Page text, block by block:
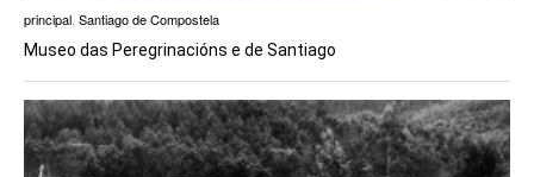
principal Santiago de Compostela
Museo das Peregrinacións e de Santiago